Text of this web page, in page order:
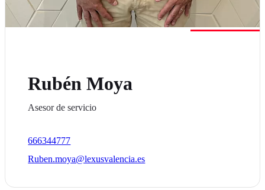
Rubén Moya
Asesor de servicio
666344777
Ruben.moya@lexusvalencia.es